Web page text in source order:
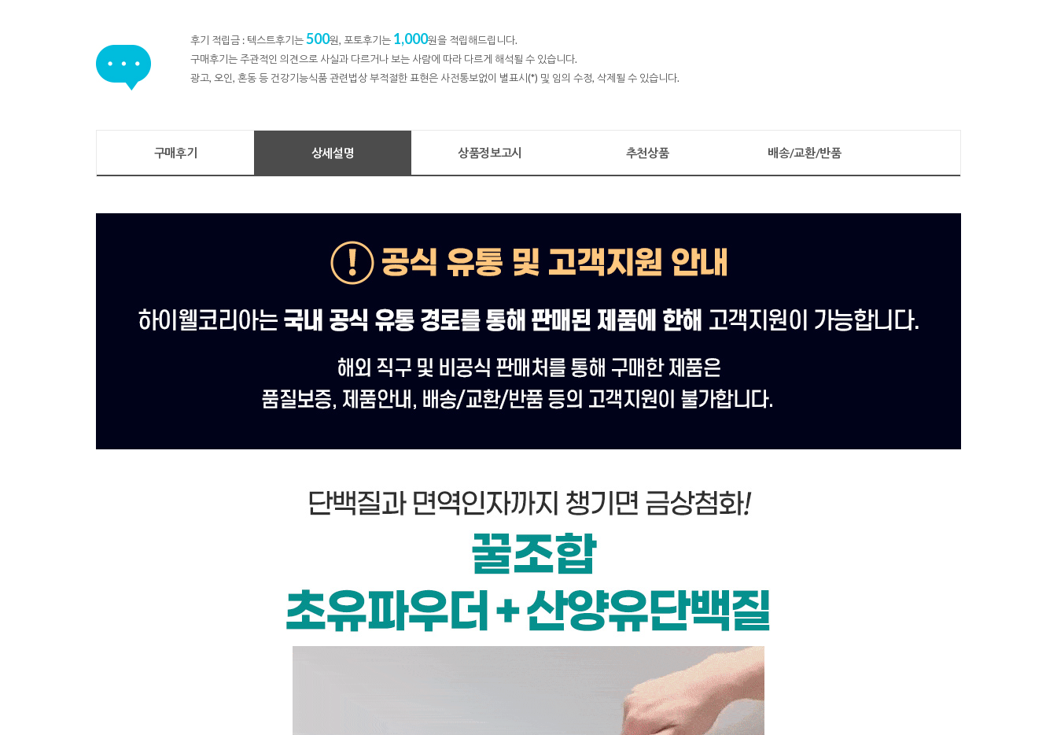
후기 적립금 : 텍스트후기는500원, 포토후기는 1,000원을 적립해드립니다.
구매후기는 주관적인 의견으로 사실과 다르거나 보는 사람에 따라 다르게 해석될 수 있습니다.
광고, 오인, 혼동 등 건강기능식품 관련법상 부적절한 표현은 사전통보없이 별표시(*) 및 임의 수정, 삭제될 수 있습니다.
구매후기 상세설명 상품정보고시 추천상품 배송/교환/반품